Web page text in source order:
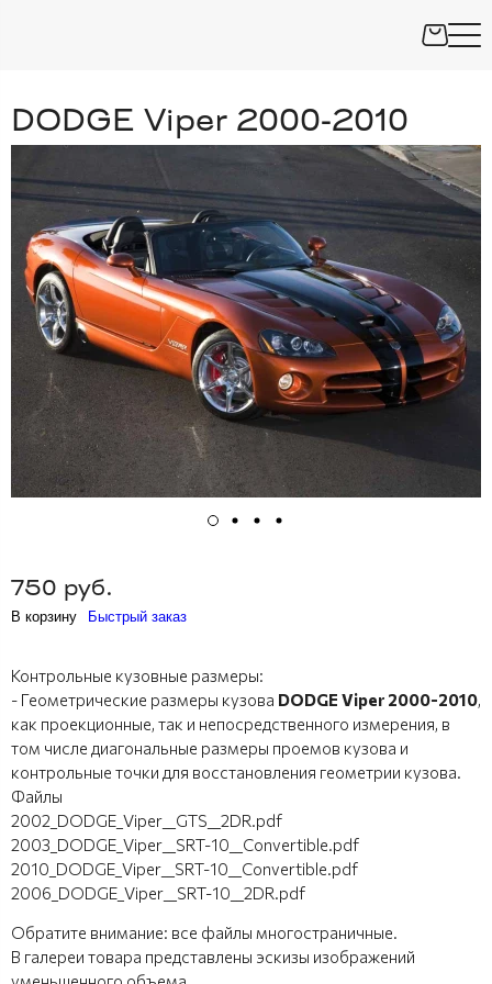
DODGE Viper 2000-2010
750 руб.
В корзину Быстрый заказ
Контрольные кузовные размеры:
- Геометрические размеры кузова DODGE Viper 2000-2010,
как проекционные, так и непосредственного измерения, в
том числе диагональные размеры проемов кузова и
контрольные точки для восстановления геометрии кузова.
Файлы
2002_DODGE_Viper__GTS__2DR.pdf
2003_DODGE_Viper__SRT-10__Convertible.pdf
2010_DODGE_Viper__SRT-10__Convertible.pdf
2006_DODGE_Viper__SRT-10__2DR.pdf
Обратите внимание: все файлы многостраничные.
В галереи товара представлены эскизы изображений